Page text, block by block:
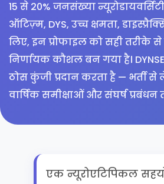
15 से 20% जनसंख्या
ऑटिज़्म, DYS, उच्च क्षमता,
लिए, इन प्रोफाइल को सही तरीके
निर्णायक कौशल बन गया है।
ठोस कुंजी प्रदान करता है — भर्ती
वार्षिक समीक्षाओं और संघर्ष प्रबंधन
एक न्यूरोएटिपिकल